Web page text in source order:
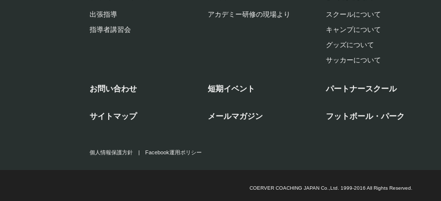
出張指導
指導者講習会
アカデミー研修の現場より
スクールについて
キャンプについて
グッズについて
サッカーについて
お問い合わせ 短期イベント パートナースクール
サイトマップ メールマガジン フットボール・パーク
個人情報保護方針 | Facebook運用ポリシー
COERVER COACHING JAPAN Co.,Ltd. 1999-2016 All Rights Reserved.